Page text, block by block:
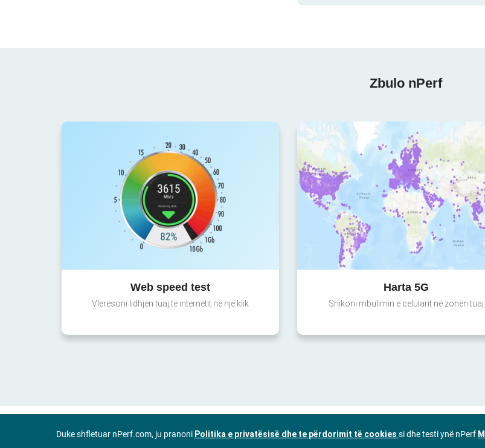
Zbulo nPerf
Web speed test
Vlerësoni lidhjen tuaj të internetit në një klik
Harta 5G
Shikoni mbulimin e celularit në zonën tuaj
Duke shfletuar nPerf.com, ju pranoni Politika e privatësisë dhe te përdorimit të cookies si dhe testi ynë nPerf